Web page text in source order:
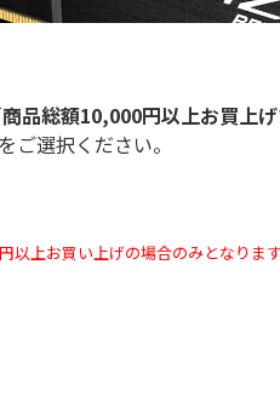
商品総額10,000円以上お買上
ご選択ください。
以上お買い上げの場合のみとなりま